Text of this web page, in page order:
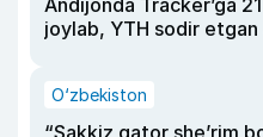
Andijonda Tracker’ga
joylab, YTH sodir etgan
O‘zbekiston
“Sakkiz qator she’rim